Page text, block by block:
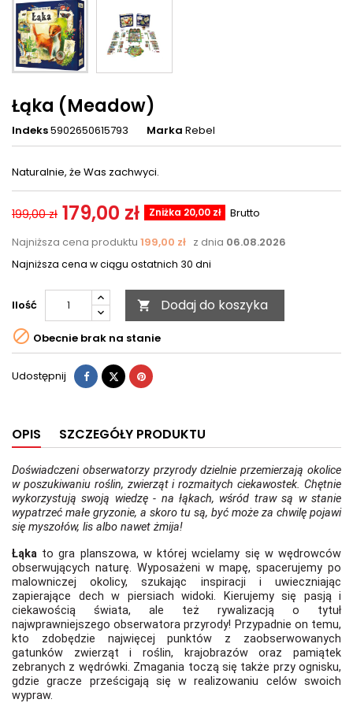
Łąka (Meadow)
Indeks5902650615793 Marka Rebel
Naturalnie, że Was zachwyci.
199,00 zł 179,00 zł Zniżka 20,00 zł
Brutto
Najniższa cena produktu 199,00 zł z dnia 06.08.2026
Najniższa cena w ciągu ostatnich 30 dni
Ilość  Dodaj do koszyka
 Obecnie brak na stanie
Udostępnij Udostępnij
TweetujPinterest
OPIS SZCZEGÓŁY PRODUKTU
Doświadczeni obserwatorzy przyrody dzielnie przemierzają okolice
w poszukiwaniu roślin, zwierząt i rozmaitych ciekawostek. Chętnie
wykorzystują swoją wiedzę - na łąkach, wśród traw są w stanie
wypatrzeć małe gryzonie, a skoro tu są, być może za chwilę pojawi
się myszołów, lis albo nawet żmija!
Łąka to gra planszowa, w której wcielamy się w wędrowców
obserwujących naturę. Wyposażeni w mapę, spacerujemy po
malowniczej okolicy, szukając inspiracji i uwieczniając
zapierające dech w piersiach widoki. Kierujemy się pasją i
ciekawością świata, ale też rywalizacją o tytuł
najwprawniejszego obserwatora przyrody! Przypadnie on temu,
kto zdobędzie najwięcej punktów z zaobserwowanych
gatunków zwierząt i roślin, krajobrazów oraz pamiątek
zebranych z wędrówki. Zmagania toczą się także przy ognisku,
gdzie gracze prześcigają się w realizowaniu celów swoich
wypraw.